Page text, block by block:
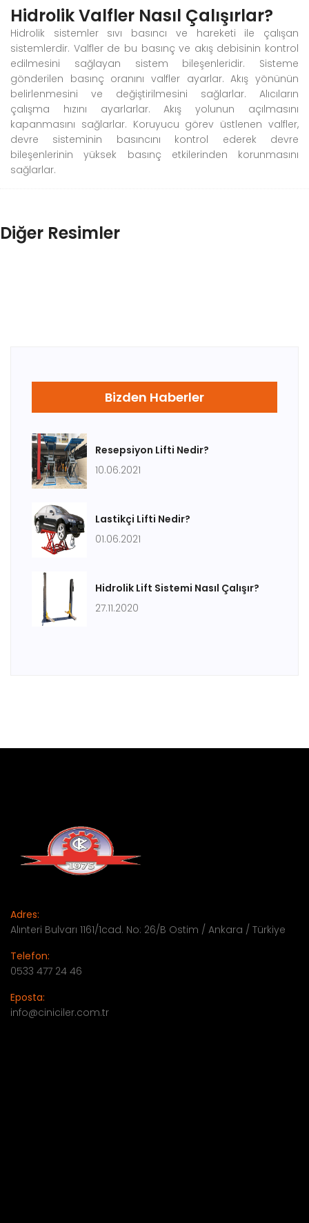
Hidrolik Valfler Nasıl Çalışırlar?
Hidrolik sistemler sıvı basıncı ve hareketi ile çalışan
sistemlerdir. Valfler de bu basınç ve akış debisinin kontrol
edilmesini sağlayan sistem bileşenleridir. Sisteme
gönderilen basınç oranını valfler ayarlar. Akış yönünün
belirlenmesini ve değiştirilmesini sağlarlar. Alıcıların
çalışma hızını ayarlarlar. Akış yolunun açılmasını
kapanmasını sağlarlar. Koruyucu görev üstlenen valfler,
devre sisteminin basıncını kontrol ederek devre
bileşenlerinin yüksek basınç etkilerinden korunmasını
sağlarlar.
Diğer Resimler
Bizden Haberler
Resepsiyon Lifti Nedir?
10.06.2021
Lastikçi Lifti Nedir?
01.06.2021
Hidrolik Lift Sistemi Nasıl Çalışır?
27.11.2020
Adres:
Alınteri Bulvarı 1161/1cad. No: 26/B Ostim / Ankara / Türkiye
Telefon:
0533 477 24 46
Eposta:
info@ciniciler.com.tr